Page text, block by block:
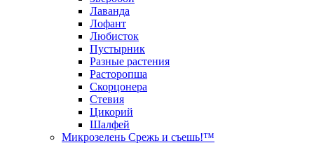
Лаванда
Лофант
Любисток
Пустырник
Разные растения
Расторопша
Скорцонера
Стевия
Цикорий
Шалфей
Микрозелень Срежь и съешь!™